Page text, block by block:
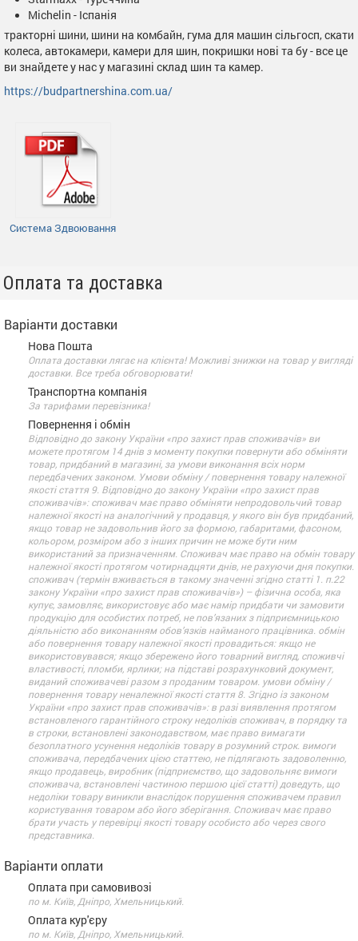
Michelin - Іспанія
тракторні шини, шини на комбайн, гума для машин сільгосп, скати
колеса, автокамери, камери для шин, покришки нові та бу - все це
ви знайдете у нас у магазині склад шин та камер.
https://budpartnershina.com.ua/
Система Здвоювання
Оплата та доставка
Варіанти доставки
Нова Пошта
Оплата доставки лягає на клієнта! Можливі знижки на товар у вигляді
доставки. Все треба обговорювати!
Транспортна компанія
За тарифами перевізника!
Повернення і обмін
Відповідно до закону України «про захист прав споживачів» ви
можете протягом 14 днів з моменту покупки повернути або обміняти
товар, придбаний в магазині, за умови виконання всіх норм
передбачених законом. Умови обміну / повернення товару належної
якості стаття 9. Відповідно до закону України «про захист прав
споживачів»: споживач має право обміняти непродовольчий товар
належної якості на аналогічний у продавця, у якого він був придбаний,
якщо товар не задовольнив його за формою, габаритами, фасоном,
кольором, розміром або з інших причин не може бути ним
використаний за призначенням. Споживач має право на обмін товару
належної якості протягом чотирнадцяти днів, не рахуючи дня покупки.
споживач (термін вживається в такому значенні згідно статті 1. п.22
закону України «про захист прав споживачів») – фізична особа, яка
купує, замовляє, використовує або має намір придбати чи замовити
продукцію для особистих потреб, не пов’язаних з підприємницькою
діяльністю або виконанням обов’язків найманого працівника. обмін
або повернення товару належної якості провадиться: якщо не
використовувався; якщо збережено його товарний вигляд, споживчі
властивості, пломби, ярлики; на підставі розрахунковий документ,
виданий споживачеві разом з проданим товаром. умови обміну /
повернення товару неналежної якості стаття 8. Згідно із законом
України «про захист прав споживачів»: в разі виявлення протягом
встановленого гарантійного строку недоліків споживач, в порядку та
в строки, встановлені законодавством, має право вимагати
безоплатного усунення недоліків товару в розумний строк. вимоги
споживача, передбачених цією статтею, не підлягають задоволенню,
якщо продавець, виробник (підприємство, що задовольняє вимоги
споживача, встановлені частиною першою цієї статті) доведуть, що
недоліки товару виникли внаслідок порушення споживачем правил
користування товаром або його зберігання. Споживач має право
брати участь у перевірці якості товару особисто або через свого
представника.
Варіанти оплати
Оплата при самовивозі
по м. Київ, Дніпро, Хмельницький.
Оплата кур'єру
по м. Київ, Дніпро, Хмельницький.